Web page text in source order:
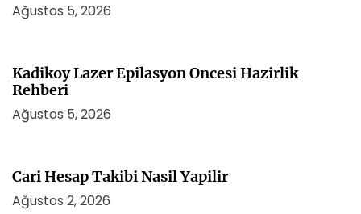
Ağustos 5, 2026
Kadikoy Lazer Epilasyon Oncesi Hazirlik
Rehberi
Ağustos 5, 2026
Cari Hesap Takibi Nasil Yapilir
Ağustos 2, 2026